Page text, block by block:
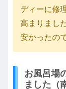
ディーに修
高まりまし
安かったの
お風呂場
ました（